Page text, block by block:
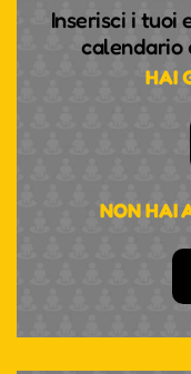
Inserisci i tuoi
calendario
HAI
NON HAI